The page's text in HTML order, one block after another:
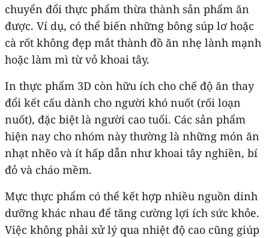
chuyển đổi thực phẩm thừa thành sản phẩm ăn
được. Ví dụ, có thể biến những bông súp lơ hoặc
cà rốt không đẹp mắt thành đồ ăn nhẹ lành mạnh
hoặc làm mì từ vỏ khoai tây.
In thực phẩm 3D còn hữu ích cho chế độ ăn thay
đổi kết cấu dành cho người khó nuốt (rối loạn
nuốt), đặc biệt là người cao tuổi. Các sản phẩm
hiện nay cho nhóm này thường là những món ăn
nhạt nhẽo và ít hấp dẫn như khoai tây nghiền, bí
đỏ và cháo mềm.
Mực thực phẩm có thể kết hợp nhiều nguồn dinh
dưỡng khác nhau để tăng cường lợi ích sức khỏe.
Việc không phải xử lý qua nhiệt độ cao cũng giúp